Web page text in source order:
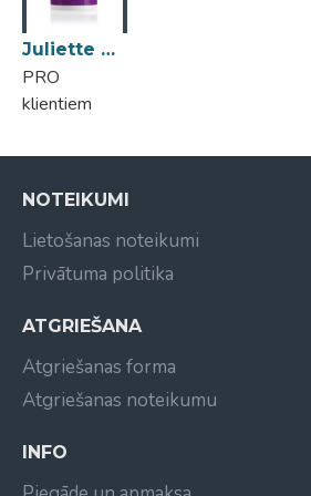
Juliette Armand Elements Se 416 Azulene Calming Mask 280ml
PRO
klientiem
NOTEIKUMI
Lietošanas noteikumi
Privātuma politika
ATGRIEŠANA
Atgriešanas forma
Atgriešanas noteikumu
INFO